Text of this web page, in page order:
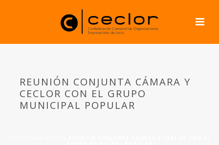
REUNIÓN CONJUNTA CÁMARA Y
CECLOR CON EL GRUPO
MUNICIPAL POPULAR